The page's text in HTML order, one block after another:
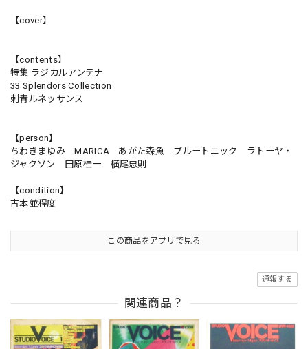
【cover】
【contents】
特集 ラジカルアンテナ
33 Splendors Collection
刺青ルネッサンス
【person】
ちわきまゆみ MARICA あがた森魚 ブルートニック ラトーヤ・
ジャクソン 田原桂一 横尾忠則
【condition】
古本並程度
この商品をアプリで見る
通報する
関連商品？